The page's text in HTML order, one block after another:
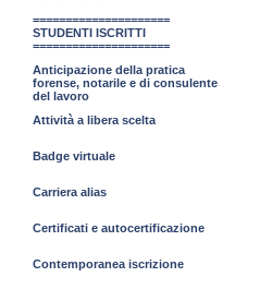
=====================
STUDENTI ISCRITTI
=====================
Anticipazione della pratica
forense, notarile e di consulente
del lavoro
Attività a libera scelta
Badge virtuale
Carriera alias
Certificati e autocertificazione
Contemporanea iscrizione